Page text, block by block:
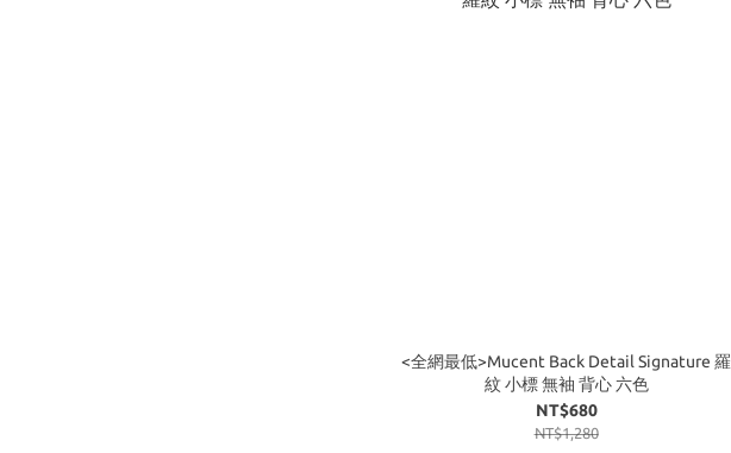
<全網最低>Mucent Back Detail Signature 羅
紋 小標 無袖 背心 六色
NT$680
NT$1,280